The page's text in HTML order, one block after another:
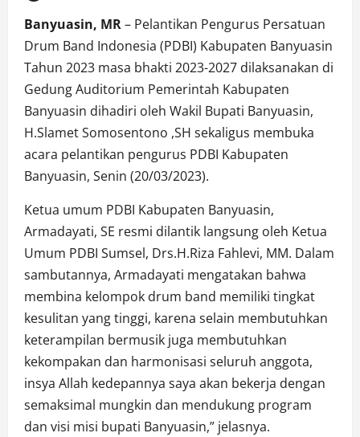
Banyuasin, MR– Pelantikan Pengurus Persatuan
Drum Band Indonesia (PDBI) Kabupaten Banyuasin
Tahun 2023 masa bhakti 2023-2027 dilaksanakan di
Gedung Auditorium Pemerintah Kabupaten
Banyuasin dihadiri oleh Wakil Bupati Banyuasin,
H.Slamet Somosentono ,SH sekaligus membuka
acara pelantikan pengurus PDBI Kabupaten
Banyuasin, Senin (20/03/2023).
Ketua umum PDBI Kabupaten Banyuasin,
Armadayati, SE resmi dilantik langsung oleh Ketua
Umum PDBI Sumsel, Drs.H.Riza Fahlevi, MM. Dalam
sambutannya, Armadayati mengatakan bahwa
membina kelompok drum band memiliki tingkat
kesulitan yang tinggi, karena selain membutuhkan
keterampilan bermusik juga membutuhkan
kekompakan dan harmonisasi seluruh anggota,
insya Allah kedepannya saya akan bekerja dengan
semaksimal mungkin dan mendukung program
dan visi misi bupati Banyuasin,” jelasnya.